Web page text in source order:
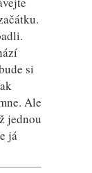
si
Ale
jednou
já